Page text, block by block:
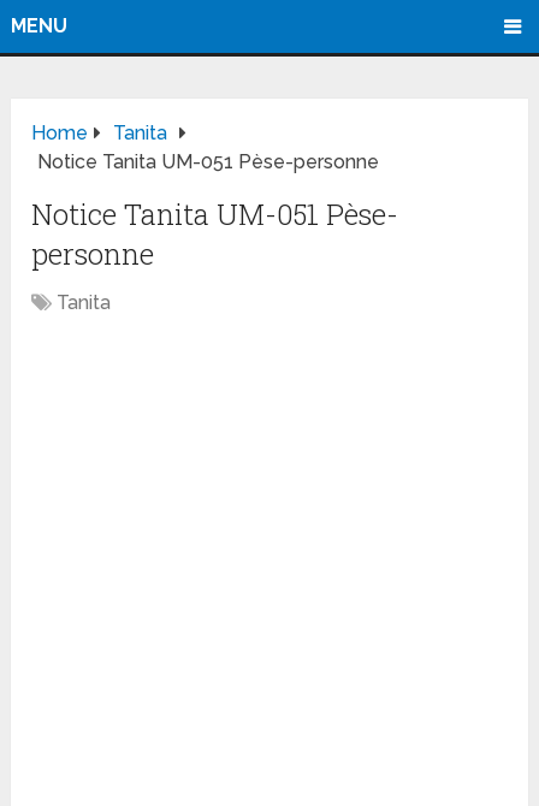
MENU
Home
Tanita
Notice Tanita UM-051 Pèse-personne
Notice Tanita UM-051 Pèse-
personne
Tanita